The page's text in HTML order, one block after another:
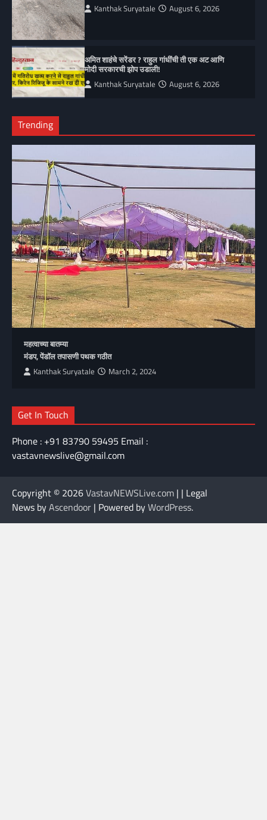
Kanthak Suryatale August 6, 2026
अमित शाहंचे सरेंडर ? राहुल गांधींची ती एक अट आणि
मोदी सरकारची झोप उडाली!
Kanthak Suryatale August 6, 2026
Trending
महत्वाच्या बातम्या
मंडप, पेंडॉल तपासणी पथक गठीत
Kanthak Suryatale March 2, 2024
Get In Touch
Phone : +91 83790 59495 Email :
vastavnewslive@gmail.com
Copyright © 2026VastavNEWSLive.com | | Legal
News byAscendoor | Powered byWordPress.